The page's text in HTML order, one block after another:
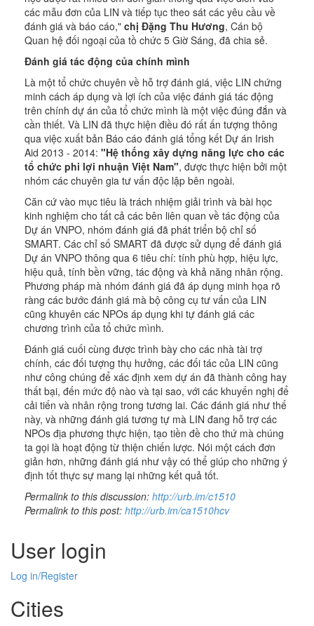
các mẫu đơn của LIN và tiếp tục theo sát các yêu cầu về
đánh giá và báo cáo," chị Đặng Thu Hương, Cán bộ
Quan hệ đối ngoại của tồ chức 5 Giờ Sáng, đã chia sẻ.
Đánh giá tác động của chính mình
Là một tổ chức chuyên về hỗ trợ đánh giá, việc LIN chứng
minh cách áp dụng và lợi ích của việc đánh giá tác động
trên chính dự án của tổ chức mình là một việc đúng đắn và
cần thiết. Và LIN đã thực hiện điều đó rất ấn tượng thông
qua việc xuất bản Báo cáo đánh giá tổng kết Dự án Irish
Aid 2013 - 2014: "Hệ thống xây dựng năng lực cho các
tổ chức phi lợi nhuận Việt Nam", được thực hiện bởi một
nhóm các chuyên gia tư vấn độc lập bên ngoài.
Căn cứ vào mục tiêu là trách nhiệm giải trình và bài học
kinh nghiệm cho tất cả các bên liên quan về tác động của
Dự án VNPO, nhóm đánh giá đã phát triển bộ chỉ số
SMART. Các chỉ số SMART đã được sử dụng để đánh giá
Dự án VNPO thông qua 6 tiêu chí: tính phù hợp, hiệu lực,
hiệu quả, tính bền vững, tác động và khả năng nhân rộng.
Phương pháp mà nhóm đánh giá đã áp dụng minh họa rõ
ràng các bước đánh giá mà bộ công cụ tư vấn của LIN
cũng khuyên các NPOs áp dụng khi tự đánh giá các
chương trình của tổ chức mình.
Đánh giá cuối cùng được trình bày cho các nhà tài trợ
chính, các đối tượng thụ hưởng, các đối tác của LIN cũng
như công chúng để xác định xem dự án đã thành công hay
thất bại, đến mức độ nào và tại sao, với các khuyến nghị để
cải tiến và nhân rộng trong tương lai. Các đánh giá như thế
này, và những đánh giá tương tự mà LIN đang hỗ trợ các
NPOs địa phương thực hiện, tạo tiền đề cho thứ mà chúng
ta gọi là hoạt động từ thiện chiến lược. Nói một cách đơn
giản hơn, những đánh giá như vậy có thể giúp cho những ý
định tốt thực sự mang lại những kết quả tốt.
Permalink to this discussion: http://urb.im/c1510
Permalink to this post: http://urb.im/ca1510hcv
User login
Log in/Register
Cities